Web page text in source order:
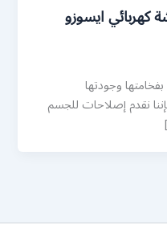
99007366 ورشة كهربائي ايسوزو
وجودتها
نقدم إصلاحات للجسم